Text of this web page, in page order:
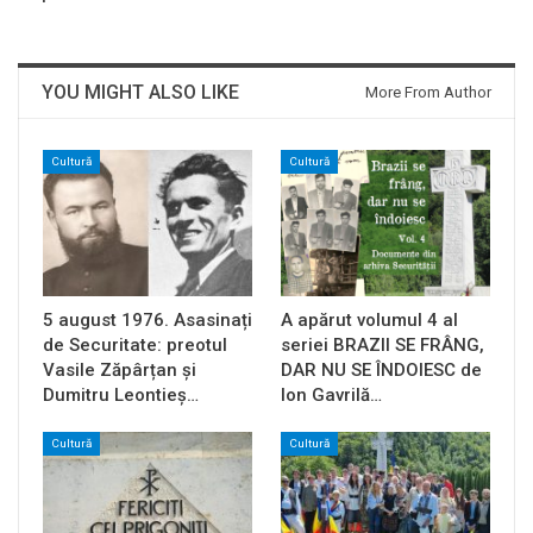
YOU MIGHT ALSO LIKE More From Author
Cultură
5 august 1976. Asasinați
de Securitate: preotul
Vasile Zăpârțan și
Dumitru Leontieș…
Cultură
A apărut volumul 4 al
seriei BRAZII SE FRÂNG,
DAR NU SE ÎNDOIESC de
Ion Gavrilă…
Cultură Cultură